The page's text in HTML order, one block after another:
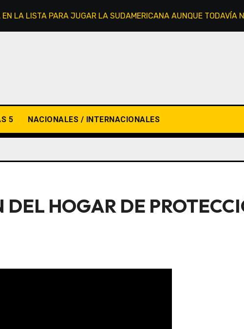
LA LISTA PARA JUGAR LA SUDAMERICANA AUNQUE TODAVÍA
5 NACIONALES / INTERNACIONALES
HOGAR DE